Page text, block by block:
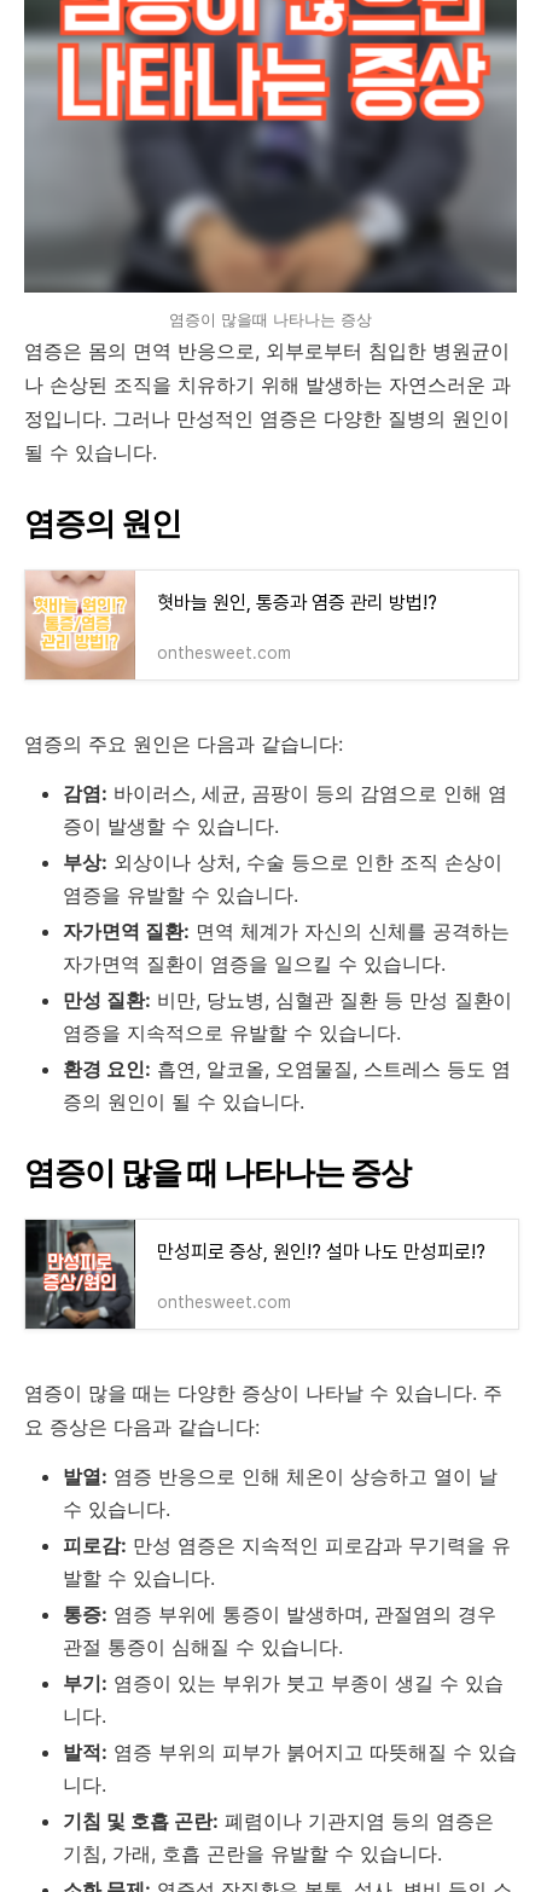
염증이 많을때 나타나는 증상
염증은 몸의 면역 반응으로, 외부로부터 침입한 병원균이
나 손상된 조직을 치유하기 위해 발생하는 자연스러운 과
정입니다. 그러나 만성적인 염증은 다양한 질병의 원인이
될 수 있습니다.
염증의 원인
혓바늘 원인, 통증과 염증 관리 방법!?
onthesweet.com
염증의 주요 원인은 다음과 같습니다:
감염: 바이러스, 세균, 곰팡이 등의 감염으로 인해 염
증이 발생할 수 있습니다.
부상: 외상이나 상처, 수술 등으로 인한 조직 손상이
염증을 유발할 수 있습니다.
자가면역 질환: 면역 체계가 자신의 신체를 공격하는
자가면역 질환이 염증을 일으킬 수 있습니다.
만성 질환: 비만, 당뇨병, 심혈관 질환 등 만성 질환이
염증을 지속적으로 유발할 수 있습니다.
환경 요인: 흡연, 알코올, 오염물질, 스트레스 등도 염
증의 원인이 될 수 있습니다.
염증이 많을 때 나타나는 증상
만성피로 증상, 원인!? 설마 나도 만성피로!?
onthesweet.com
염증이 많을 때는 다양한 증상이 나타날 수 있습니다. 주
요 증상은 다음과 같습니다:
발열: 염증 반응으로 인해 체온이 상승하고 열이 날
수 있습니다.
피로감: 만성 염증은 지속적인 피로감과 무기력을 유
발할 수 있습니다.
통증: 염증 부위에 통증이 발생하며, 관절염의 경우
관절 통증이 심해질 수 있습니다.
부기: 염증이 있는 부위가 붓고 부종이 생길 수 있습
니다.
발적: 염증 부위의 피부가 붉어지고 따뜻해질 수 있습
니다.
기침 및 호흡 곤란: 폐렴이나 기관지염 등의 염증은
기침, 가래, 호흡 곤란을 유발할 수 있습니다.